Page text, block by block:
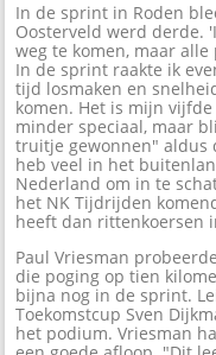
In de sprint in Roden
Oosterveld werd derde.
weg te komen, maar
In de sprint raakte ik
tijd losmaken en
komen. Het is mijn
minder speciaal, maar
truitje gewonnen" aldus
heb veel in het
Nederland om in te
het NK Tijdrijden
heeft dan rittenkoersen
Paul Vriesman
die poging op tien
bijna nog in de sprint.
Toekomstcup Sven
het podium. Vriesman